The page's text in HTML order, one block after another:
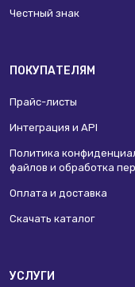
Честный знак
ПОКУПАТЕЛЯМ
Прайс-листы
Интеграция и API
Политика
файлов и обработка
Оплата и доставка
Скачать каталог
УСЛУГИ